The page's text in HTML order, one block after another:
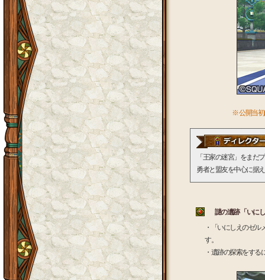
※ 公開当初
「王家の迷宮」をまだ
勇者と盟友を中心に据
謎の遺跡 「いに
・「いにしえのゼ
す。
・遺跡の探索をする